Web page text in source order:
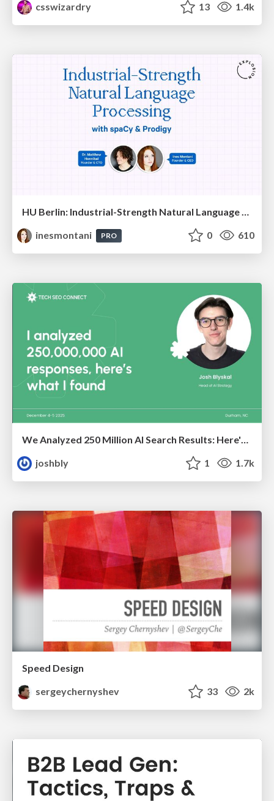
csswizardry
13 1.4k
HU Berlin: Industrial-Strength Natural Language Processing with spaCy and Prodigy
inesmontani
PRO 0 610
We Analyzed 250 Million AI Search Results: Here's What I Found
joshbly
1 1.7k
Speed Design
sergeychernyshev
33 2k